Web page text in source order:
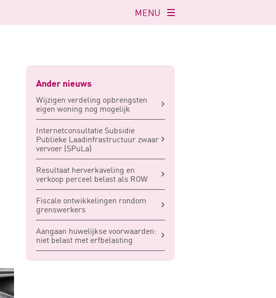
Navigatie
openen
MENU
Ander nieuws
Wijzigen verdeling opbrengsten
eigen woning nog mogelijk
Internetconsultatie Subsidie
Publieke Laadinfrastructuur zwaar
vervoer (SPuLa)
Resultaat herverkaveling en
verkoop perceel belast als ROW
Fiscale ontwikkelingen rondom
grenswerkers
Aangaan huwelijkse voorwaarden:
niet belast met erfbelasting